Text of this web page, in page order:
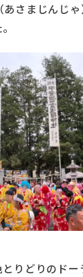
あさまじんじ
りどりのド